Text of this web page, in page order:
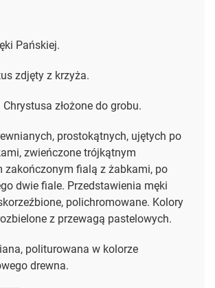
Pańskiej.
zdjęty z krzyża.
Chrystusa złożone do grobu.
prostokątnych, ujętych po
zwieńczone trójkątnym
zakończonym fialą z żabkami, po
dwie fiale. Przedstawienia męki
polichromowane. Kolory
z przewagą pastelowych.
politurowana w kolorze
drewna.